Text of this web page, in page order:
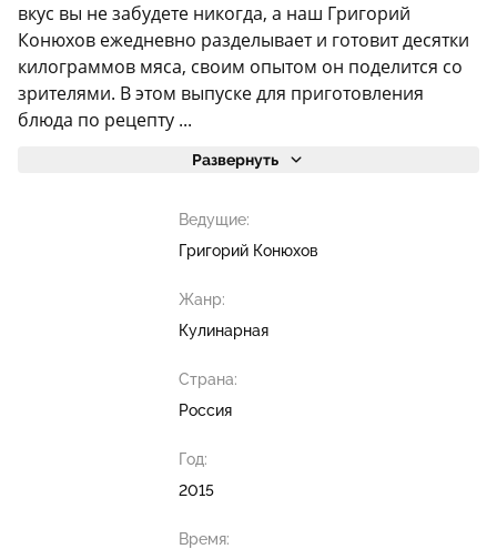
вкус вы не забудете никогда, а наш Григорий
Конюхов ежедневно разделывает и готовит десятки
килограммов мяса, своим опытом он поделится со
зрителями. В этом выпуске для приготовления
блюда по рецепту ...
Развернуть
Ведущие:
Григорий Конюхов
Жанр:
Кулинарная
Страна:
Россия
Год:
2015
Время: